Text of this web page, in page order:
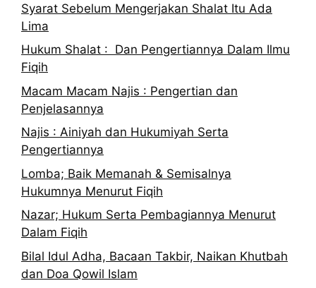
Syarat Sebelum Mengerjakan Shalat Itu Ada
Lima
Hukum Shalat : Dan Pengertiannya Dalam Ilmu
Fiqih
Macam Macam Najis : Pengertian dan
Penjelasannya
Najis : Ainiyah dan Hukumiyah Serta
Pengertiannya
Lomba; Baik Memanah & Semisalnya
Hukumnya Menurut Fiqih
Nazar; Hukum Serta Pembagiannya Menurut
Dalam Fiqih
Bilal Idul Adha, Bacaan Takbir, Naikan Khutbah
dan Doa Qowil Islam